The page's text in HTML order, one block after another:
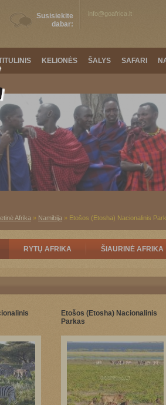
Susisiekite
dabar:
info@goafrica.lt
KELIONĖS ŠALYS SAFARI
Afrika » Namibija » Etošos (Etosha) Nacionalinis
RYTŲ AFRIKA ŠIAURINĖ AFRIKA
Etošos (Etosha) Nacionalinis
Parkas